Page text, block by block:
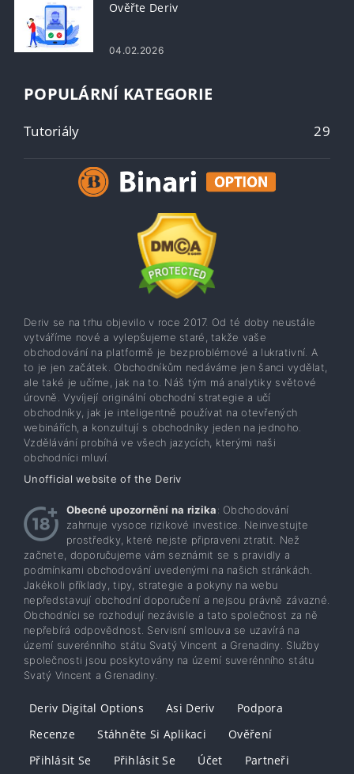
Ověřte Deriv
04.02.2026
POPULÁRNÍ KATEGORIE
Tutoriály 29
Deriv se na trhu objevilo v roce 2017. Od té doby neustále
vytváříme nové a vylepšujeme staré, takže vaše
obchodování na platformě je bezproblémové a lukrativní. A
to je jen začátek. Obchodníkům nedáváme jen šanci vydělat,
ale také je učíme, jak na to. Náš tým má analytiky světové
úrovně. Vyvíjejí originální obchodní strategie a učí
obchodníky, jak je inteligentně používat na otevřených
webinářích, a konzultují s obchodníky jeden na jednoho.
Vzdělávání probíhá ve všech jazycích, kterými naši
obchodníci mluví.
Unofficial website of the Deriv
Obecné upozornění na rizika: Obchodování
zahrnuje vysoce rizikové investice. Neinvestujte
prostředky, které nejste připraveni ztratit. Než
začnete, doporučujeme vám seznámit se s pravidly a
podmínkami obchodování uvedenými na našich stránkách.
Jakékoli příklady, tipy, strategie a pokyny na webu
nepředstavují obchodní doporučení a nejsou právně závazné.
Obchodníci se rozhodují nezávisle a tato společnost za ně
nepřebírá odpovědnost. Servisní smlouva se uzavírá na
území suverénního státu Svatý Vincent a Grenadiny. Služby
společnosti jsou poskytovány na území suverénního státu
Svatý Vincent a Grenadiny.
Deriv Digital Options Asi Deriv
Podpora
Recenze
Stáhněte Si Aplikaci
Ověření
Přihlásit Se
Přihlásit Se Účet Partneři